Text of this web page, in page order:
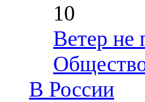
10
Ветер не
В России